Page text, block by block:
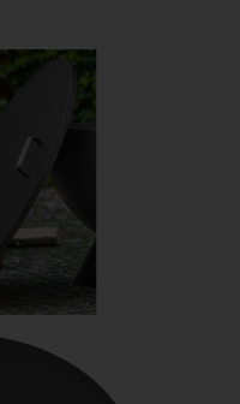
UTELIV
och tillbehör av hög
familj och vänner.
skapa en elegant och
I vår serie ingår
du hittar även
fungerar som fina
vardagsrum.